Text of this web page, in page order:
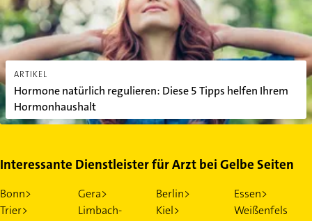
ARTIKEL
Hormone natürlich regulieren: Diese 5 Tipps helfen Ihrem
Hormonhaushalt
Interessante Dienstleister für Arzt bei Gelbe Seiten
Bonn> Gera> Berlin>
Essen>
Trier>
Limbach-
Kiel>
Weißenfels